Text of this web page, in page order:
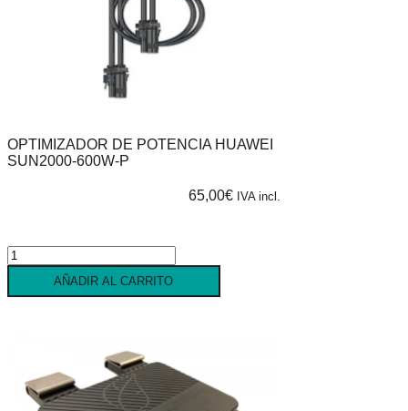
OPTIMIZADOR DE POTENCIA HUAWEI
SUN2000-600W-P
65,00€ IVA incl.
Optimizador
de
potencia
HUAWEI
AÑADIR AL CARRITO